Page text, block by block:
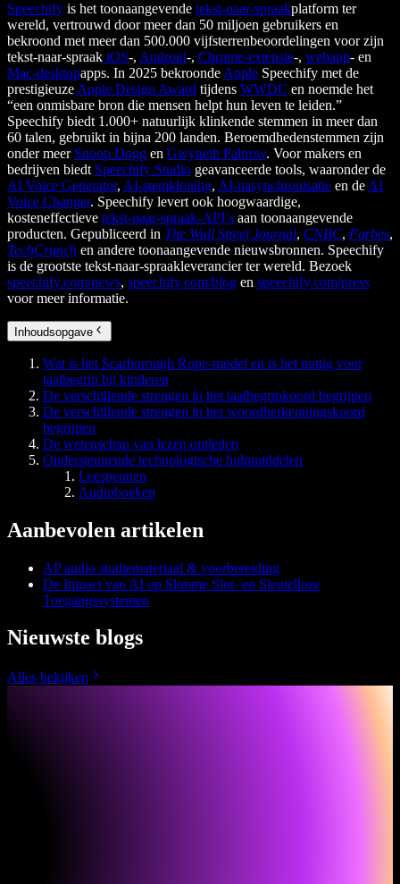
Speechify is het toonaangevende tekst-naar-spraakplatform ter
wereld, vertrouwd door meer dan 50 miljoen gebruikers en
bekroond met meer dan 500.000 vijfsterrenbeoordelingen voor zijn
tekst-naar-spraak iOS-, Android-, Chrome-extensie-, webapp- en
Mac-desktopapps. In 2025 bekroonde Apple Speechify met de
prestigieuze Apple Design Award tijdens WWDC en noemde het
“een onmisbare bron die mensen helpt hun leven te leiden.”
Speechify biedt 1.000+ natuurlijk klinkende stemmen in meer dan
60 talen, gebruikt in bijna 200 landen. Beroemdhedenstemmen zijn
onder meer Snoop Dogg en Gwyneth Paltrow. Voor makers en
bedrijven biedt Speechify Studio geavanceerde tools, waaronder de
AI Voice Generator, AI-stemkloning, AI-nasynchronisatie en de AI
Voice Changer. Speechify levert ook hoogwaardige,
kosteneffectieve tekst-naar-spraak-API’s aan toonaangevende
producten. Gepubliceerd in The Wall Street Journal, CNBC, Forbes,
TechCrunch en andere toonaangevende nieuwsbronnen. Speechify
is de grootste tekst-naar-spraakleverancier ter wereld. Bezoek
speechify.com/news, speechify.com/blog en speechify.com/press
voor meer informatie.
Inhoudsopgave
Wat is het Scarborough Rope-model en is het nuttig voor
taalbegrip bij kinderen
De verschillende strengen in het taalbegripkoord begrijpen
De verschillende strengen in het woordherkenningskoord
begrijpen
De wetenschap van lezen ontleden
Ondersteunende technologische hulpmiddelen
Leespennen
Audioboeken
Aanbevolen artikelen
AP audio studiemateriaal & voorbereiding
De Impact van AI op Slimme Slot- en Sleutelloze
Toegangssystemen
Nieuwste blogs
Alles bekijken